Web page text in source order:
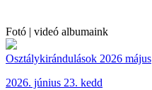
Fotó | videó albumaink
Osztálykirándulások 2026 május
2026. június 23. kedd